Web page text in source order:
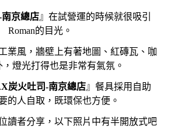
京總店』在試營運的時候就很吸引
Roman的目光。
業風，牆壁上有著地圖、紅磚瓦、咖
燈光打得也是非常有氣氛。
炭火吐司-南京總店』餐具採用自助
的人自取，既環保也方便。
讀者分享，以下照片中有半開放式吧